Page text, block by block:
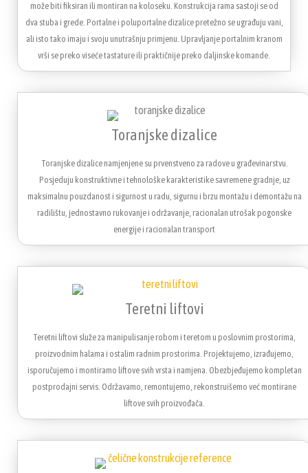
može biti fiksiran ili montiran na koloseku. Konstrukcija rama sastoji se od
dva stuba i grede. Portalne i poluportalne dizalice pretežno se ugrađuju vani,
ali isto tako imaju i svoju unutrašnju primjenu. Upravljanje portalnim kranom
vrši se preko viseće tastature ili praktičnije preko daljinske komande.
Toranjske dizalice
Toranjske dizalice namjenjene su prvenstveno za radove u građevinarstvu.
Posjeduju konstruktivne i tehnološke karakteristike savremene gradnje, uz
maksimalnu pouzdanost i sigurnost u radu, sigurnu i brzu montažu i demontažu na
radilištu, jednostavno rukovanje i održavanje, racionalan utrošak pogonske
energije i racionalan transport
Teretni liftovi
Teretni liftovi služe za manipulisanje robom i teretom u poslovnim prostorima,
proizvodnim halama i ostalim radnim prostorima. Projektujemo, izrađujemo,
isporučujemo i montiramo liftove svih vrsta i namjena. Obezbjeđujemo kompletan
postprodajni servis. Održavamo, remontujemo, rekonstruišemo već montirane
liftove svih proizvođača.